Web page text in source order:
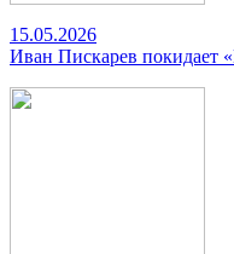
15.05.2026
Иван Пискарев покидает